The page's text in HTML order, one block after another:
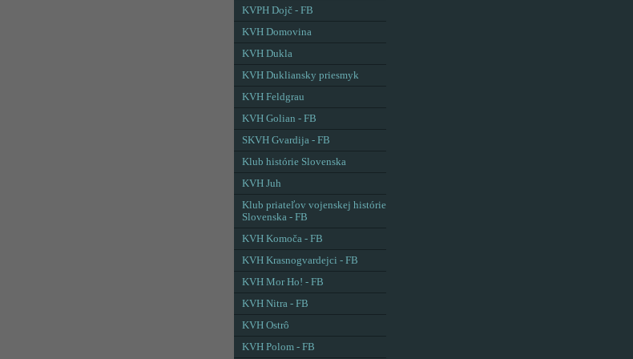
KVPH Dojč - FB
KVH Domovina
KVH Dukla
KVH Dukliansky priesmyk
KVH Feldgrau
KVH Golian - FB
SKVH Gvardija - FB
Klub histórie Slovenska
KVH Juh
Klub priateľov vojenskej histórie
Slovenska - FB
KVH Komoča - FB
KVH Krasnogvardejci - FB
KVH Mor Ho! - FB
KVH Nitra - FB
KVH Ostrô
KVH Polom - FB